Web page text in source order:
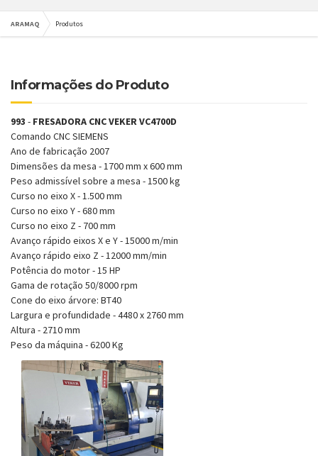
ARAMAQ Produtos
Informações do Produto
993 - FRESADORA CNC VEKER VC4700D
Comando CNC SIEMENS
Ano de fabricação 2007
Dimensões da mesa - 1700 mm x 600 mm
Peso admissível sobre a mesa - 1500 kg
Curso no eixo X - 1.500 mm
Curso no eixo Y - 680 mm
Curso no eixo Z - 700 mm
Avanço rápido eixos X e Y - 15000 m/min
Avanço rápido eixo Z - 12000 mm/min
Potência do motor - 15 HP
Gama de rotação 50/8000 rpm
Cone do eixo árvore: BT40
Largura e profundidade - 4480 x 2760 mm
Altura - 2710 mm
Peso da máquina - 6200 Kg